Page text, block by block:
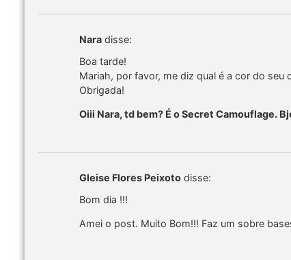
Nara disse:
Boa tarde!
Mariah, por favor, me diz qual é a cor do seu
Obrigada!
Oiii Nara, td bem? É o Secret Camouflage.
Gleise Flores Peixoto disse:
Bom dia !!!
Amei o post. Muito Bom!!! Faz um sobre